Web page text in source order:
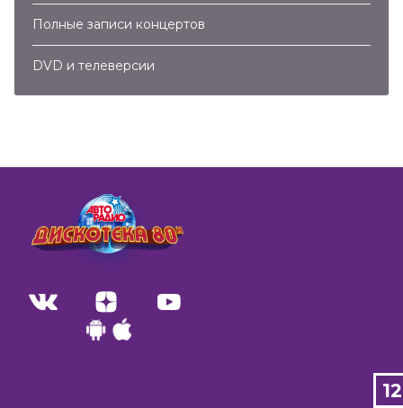
Полные записи концертов
DVD и телеверсии